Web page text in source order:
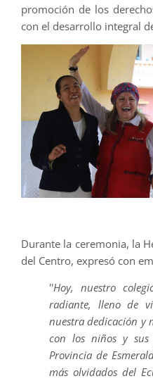
promoción de los
con el desarrollo integral
Durante la ceremonia, la
del Centro, expresó con
''Hoy, nuestro
radiante, lleno de
nuestra dedicación y
con los niños y
Provincia de
más olvidados del